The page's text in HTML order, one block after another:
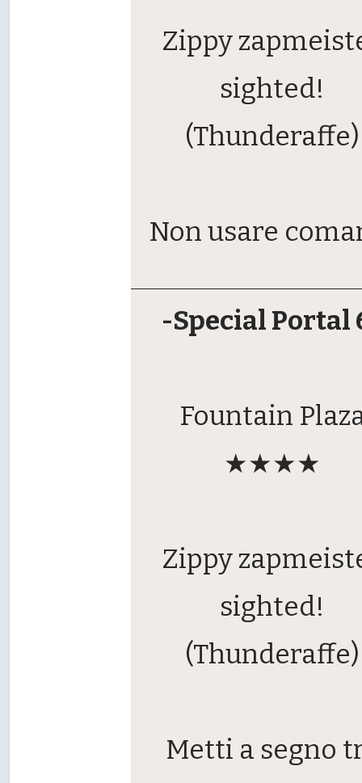
Zippy
sighted!
(Thunderaffe)
Non usare
-Special Portal
Fountain
★★★★
Zippy
sighted!
(Thunderaffe)
Metti a segno